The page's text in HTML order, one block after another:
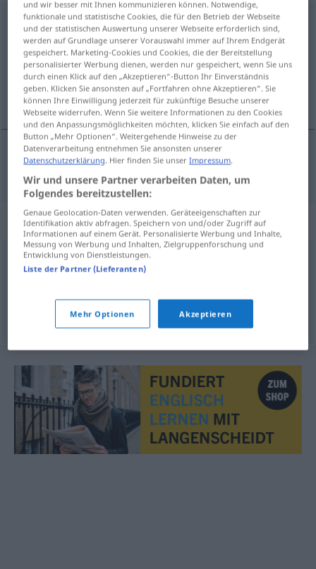
Produktportfolion
Übersicht aller Übersetzungen
(Für mehr Details die Übersetzung anklicken/antippen)
product portfolio
productportfolio Produktportfolio
Synonyme für "Produktportfolio"
Warensortiment,Auswahl,
© OpenThesaurus.de
und wir besser mit Ihnen kommunizieren können. Notwendige,
funktionale und statistische Cookies, die für den Betrieb der Webseite
und der statistischen Auswertung unserer Webseite erforderlich sind,
werden auf Grundlage unserer Vorauswahl immer auf Ihrem Endgerät
gespeichert. Marketing-Cookies und Cookies, die der Bereitstellung
personalisierter Werbung dienen, werden nur gespeichert, wenn Sie uns
durch einen Klick auf den „Akzeptieren“-Button Ihr Einverständnis
geben. Klicken Sie ansonsten auf „Fortfahren ohne Akzeptieren“. Sie
können Ihre Einwilligung jederzeit für zukünftige Besuche unserer
Webseite widerrufen. Wenn Sie weitere Informationen zu den Cookies
und den Anpassungsmöglichkeiten möchten, klicken Sie einfach auf den
Button „Mehr Optionen“. Weitergehende Hinweise zu der
Datenverarbeitung entnehmen Sie ansonsten unserer
Datenschutzerklärung. Hier finden Sie unserImpressum.
Wir und unsere Partner verarbeiten Daten, um
Folgendes bereitzustellen:
Genaue Geolocation-Daten verwenden. Geräteeigenschaften zur
Identifikation aktiv abfragen. Speichern von und/oder Zugriff auf
Informationen auf einem Gerät. Personalisierte Werbung und Inhalte,
Messung von Werbung und Inhalten, Zielgruppenforschung und
Entwicklung von Dienstleistungen.
Liste der Partner (Lieferanten)
Mehr Optionen Akzeptieren